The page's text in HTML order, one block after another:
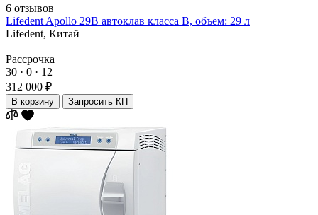
6 отзывов
Lifedent Apollo 29B автоклав класса В, объем: 29 л
Lifedent, Китай
Рассрочка
30 · 0 · 12
312 000 ₽
В корзину Запросить КП